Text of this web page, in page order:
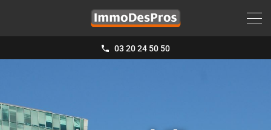
03 20 24 50 50